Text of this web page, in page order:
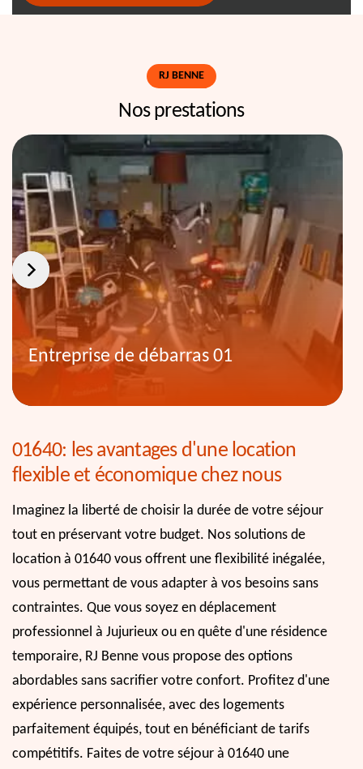
RJ BENNE
Nos prestations
Entreprise de débarras 01
01640: les avantages d'une location
flexible et économique chez nous
Imaginez la liberté de choisir la durée de votre séjour
tout en préservant votre budget. Nos solutions de
location à 01640 vous offrent une flexibilité inégalée,
vous permettant de vous adapter à vos besoins sans
contraintes. Que vous soyez en déplacement
professionnel à Jujurieux ou en quête d'une résidence
temporaire, RJ Benne vous propose des options
abordables sans sacrifier votre confort. Profitez d'une
expérience personnalisée, avec des logements
parfaitement équipés, tout en bénéficiant de tarifs
compétitifs. Faites de votre séjour à 01640 une